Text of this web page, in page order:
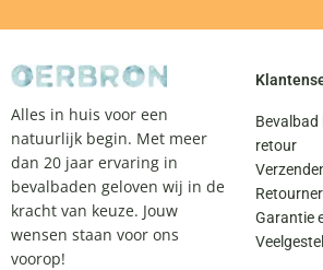
Alles in huis voor een
natuurlijk begin. Met meer
dan 20 jaar ervaring in
bevalbaden geloven wij in de
kracht van keuze. Jouw
wensen staan voor ons
voorop!
Bevalbad
retour
Garantie